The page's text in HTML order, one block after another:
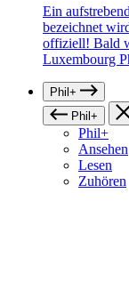
Ein
bezeichnet
offiziell! Bald
Luxembourg
Phil+
Phil+
Phil+
Ansehen
Lesen
Zuhören